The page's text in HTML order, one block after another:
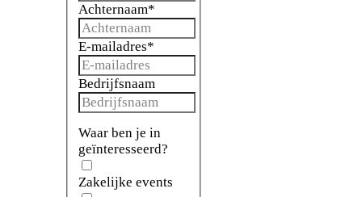
Achternaam*
E-mailadres*
Bedrijfsnaam
Waar ben je in
geïnteresseerd?
Zakelijke events